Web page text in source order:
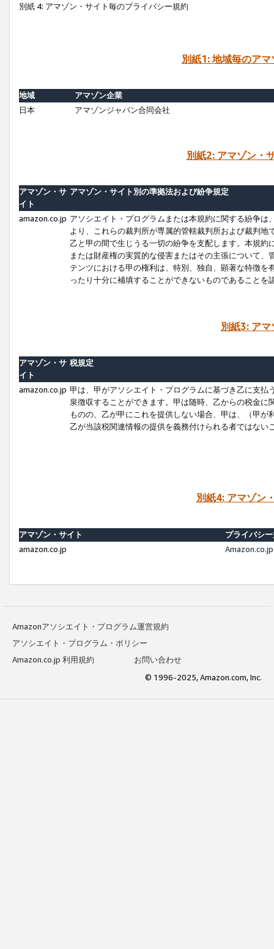
別紙 4: アマゾン・サイト毎のプライバシー規約
別紙1: 地域毎のア
地域
アマゾン企業
日本
アマゾンジャパン合同会社
別紙2: アマゾン・
アマゾン・サ
イト
アマゾン・サイト別の準拠法および紛争規定
amazon.co.jp アソシエイト・プログラムまたは本規約に関する紛争
より、これらの裁判所が専属的管轄裁判所および裁判
乙と甲の間で生じうる一切の紛争を支配します。本規
または財産権の実質的な侵害またはその主張について
テンツにおける甲の権利は、特別、独自、顕著な特徴
ったり十分に補填することができないものであることを
別紙3: ア
アマゾン・サ
イト
税規定
amazon.co.jp 甲は、甲がアソシエイト・プログラムに基づき乙に支
泉徴収することができます。甲は随時、乙からの税金
ものの、乙が甲にこれを提供しない場合、甲は、（甲
乙が当該税関連情報の提供を義務付けられる者ではな
別紙4: アマゾン
アマゾン・サイト
プライバシ
amazon.co.jp
Amazonアソシエイト・プログラム運営規約
アソシエイト・プログラム・ポリシー
Amazon.co.jp 利用規約
お問い合わせ
© 1996-2025, Amazon.com, Inc.